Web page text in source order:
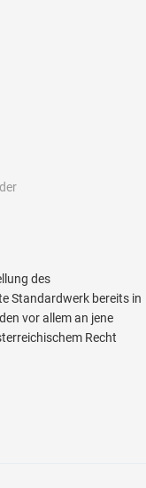
des
Standardwerk bereits in
vor allem an jene
Recht